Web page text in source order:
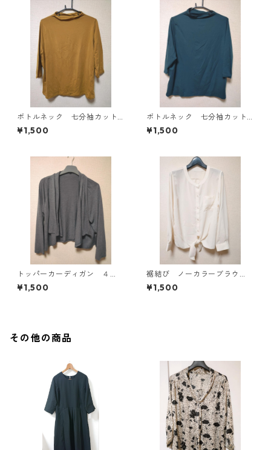
ボトルネック 七分袖カット
ソー ４Ｌ マスタード KA
E-4816
¥1,500
ボトルネック 七分袖カット
ソー ４Ｌ ティールグリー
ン KAE-4815
¥1,500
トッパーカーディガン ４
Ｌ グレー KAE-4814
¥1,500
裾結び ノーカラーブラウ
ス ３Ｌ アイボリー KAE-
4813
¥1,500
その他の商品